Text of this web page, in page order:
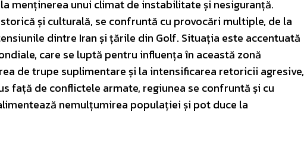
menținerea unui climat de instabilitate și nesiguranță.
și culturală, se confruntă cu provocări multiple, de la
dintre Iran și țările din Golf. Situația este accentuată
care se luptă pentru influența în această zonă
de trupe suplimentare și la intensificarea retoricii agresive,
față de conflictele armate, regiunea se confruntă și cu
nemulțumirea populației și pot duce la